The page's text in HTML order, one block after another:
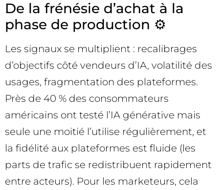
De la frénésie d’achat à la
phase de production ⚙️
Les signaux se multiplient : recalibrages
d’objectifs côté vendeurs d’IA, volatilité des
usages, fragmentation des plateformes.
Près de 40 % des consommateurs
américains ont testé l’IA générative mais
seule une moitié l’utilise régulièrement, et
la fidélité aux plateformes est fluide (les
parts de trafic se redistribuent rapidement
entre acteurs). Pour les marketeurs, cela